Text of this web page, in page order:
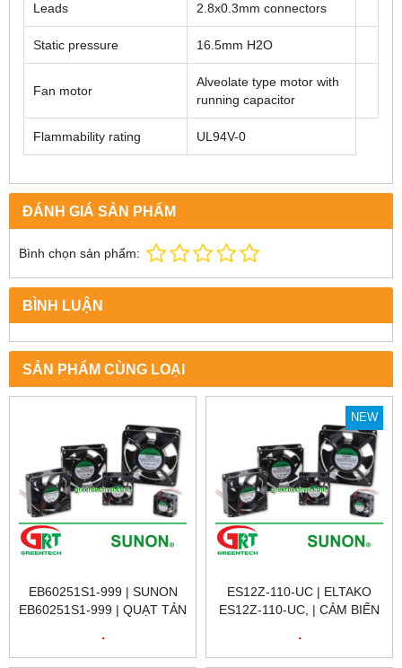
Leads 2.8x0.3mm connectors
Static pressure 16.5mm H2O
Fan motor
Alveolate type motor with
running capacitor
Flammability rating UL94V-0
ĐÁNH GIÁ SẢN PHẨM
Bình chọn sản phẩm:
BÌNH LUẬN
SẢN PHẨM CÙNG LOẠI
EB60251S1-999 | SUNON
EB60251S1-999 | QUẠT TẢN
SUNON VIỆT NAM
.
NEW
ES12Z-110-UC | ELTAKO
ES12Z-110-UC, | CẢM BIẾN
ETAKO VIỆT NAM
.